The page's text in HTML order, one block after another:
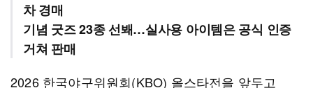
차 경매
기념 굿즈 23종 선봬…실사용 아이템은 공식 인증
거쳐 판매
2026 한국야구위원회(KBO) 올스타전을 앞두고